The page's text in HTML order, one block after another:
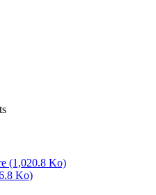
(1,020.8 Ko)
Ko)